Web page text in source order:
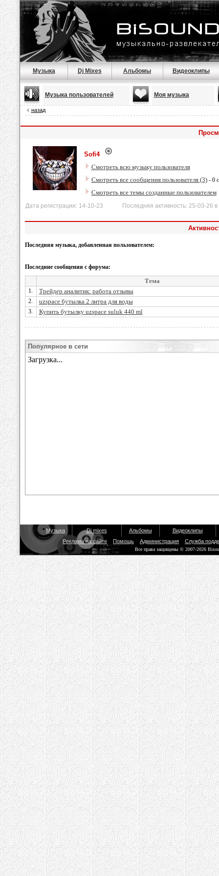
Музыка Dj Mixes Альбомы Видеоклипы
Музыка пользователей Моя музыка
назад
Sofi4
Смотреть всю музыку пользователя
Смотреть все сообщения пользователя (3)- 0
Смотреть все темы созданные пользователем
Дата регистрации: 14-10-23 Последняя активность: 25-03-26 в
Последняя музыка, добавленная пользователем:
Последние сообщения с форума:
Тема
1. Трейдер аналитик: работа отзывы
2. uzspace бутылка 2 литра для воды
3. Купить бутылку uzspace suluk 440 ml
Популярное в сети
Музыка Dj mixes Альбомы
Видеоклипы
Реклама на сайте
Помощь Администрация Служба
Все права защищены © 2007-2026